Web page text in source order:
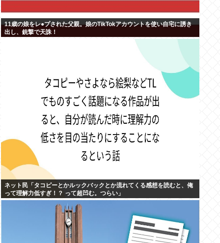
11歳の娘をレ●プされた父親。娘のTikTokアカウントを使い自宅に誘き
出し、銃撃で天誅！
ネット民「タコピーとかルックバックとか流れてくる感想を読むと、俺
って理解力低すぎ！？ って超凹む。つらい」